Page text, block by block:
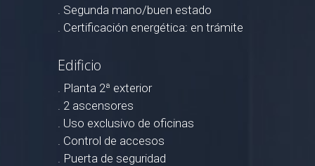
. Segunda mano/buen estado
. Certificación energética: en trámite
Edificio
. Planta 2ª exterior
. 2 ascensores
. Uso exclusivo de oficinas
. Control de accesos
. Puerta de seguridad